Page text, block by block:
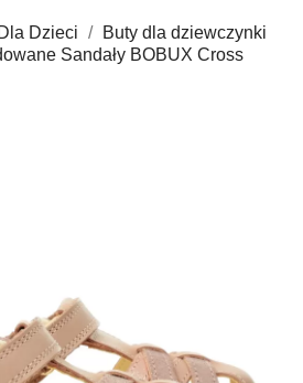
Dzieci
Buty dla dziewczynki
Sandały BOBUX Cross